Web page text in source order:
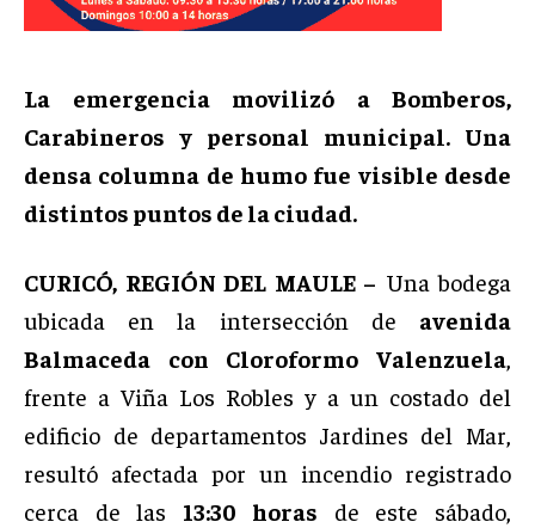
La emergencia movilizó a Bomberos,
Carabineros y personal municipal. Una
densa columna de humo fue visible desde
distintos puntos de la ciudad.
CURICÓ, REGIÓN DEL MAULE – Una bodega
ubicada en la intersección de avenida
Balmaceda con Cloroformo Valenzuela,
frente a Viña Los Robles y a un costado del
edificio de departamentos Jardines del Mar,
resultó afectada por un incendio registrado
cerca de las 13:30 horas de este sábado,